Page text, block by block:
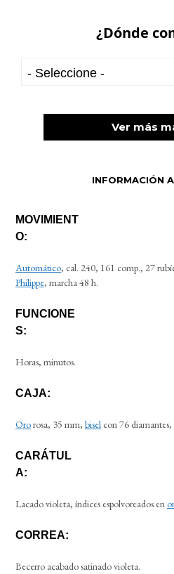
¿Dónde
Ver más
INFORMACIÓN
MOVIMIENT
O:
Automático, cal. 240, 161 comp., 27
Philippe, marcha 48 h.
FUNCIONE
S:
Horas, minutos.
CAJA:
Ororosa, 35 mm, bisel con 76
CARÁTUL
A:
Lacado violeta, índices espolvoreados en
CORREA:
Becerro acabado satinado violeta.